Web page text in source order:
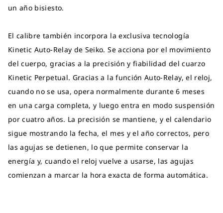
un año bisiesto.
El calibre también incorpora la exclusiva tecnología
Kinetic Auto-Relay de Seiko. Se acciona por el movimiento
del cuerpo, gracias a la precisión y fiabilidad del cuarzo
Kinetic Perpetual. Gracias a la función Auto-Relay, el reloj,
cuando no se usa, opera normalmente durante 6 meses
en una carga completa, y luego entra en modo suspensión
por cuatro años. La precisión se mantiene, y el calendario
sigue mostrando la fecha, el mes y el año correctos, pero
las agujas se detienen, lo que permite conservar la
energía y, cuando el reloj vuelve a usarse, las agujas
comienzan a marcar la hora exacta de forma automática.